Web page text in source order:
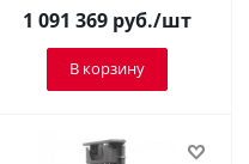
1 091 369 руб./шт
В корзину